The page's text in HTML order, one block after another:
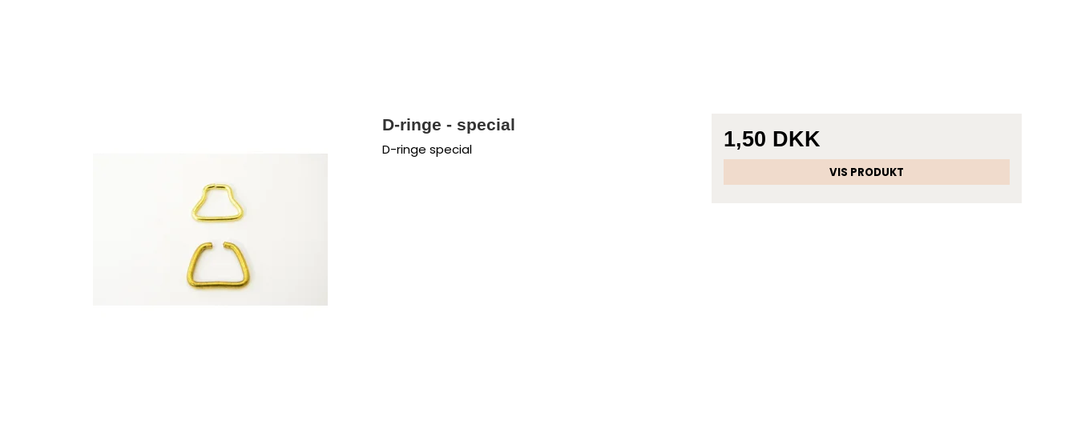
D-ringe - special
D-ringe special 1,50 DKK
VIS PRODUKT